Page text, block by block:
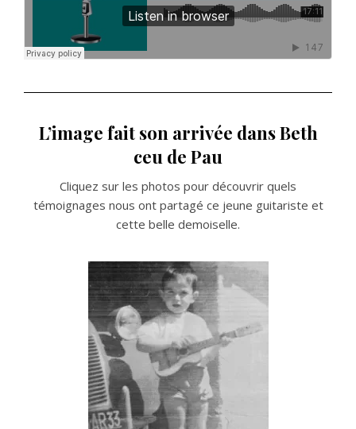
L’image fait son arrivée dans Beth
ceu de Pau
Cliquez sur les photos pour découvrir quels
témoignages nous ont partagé ce jeune guitariste et
cette belle demoiselle.